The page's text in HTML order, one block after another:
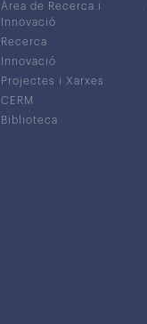
Àrea de Recerca i
Innovació
Recerca
Innovació
Projectes i Xarxes
CERM
Biblioteca